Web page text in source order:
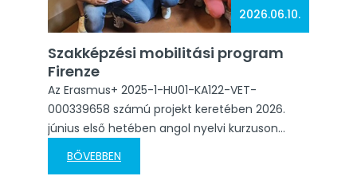
2026.06.10.
Szakképzési mobilitási program
Firenze
Az Erasmus+ 2025-1-HU01-KA122-VET-
000339658 számú projekt keretében 2026.
június első hetében angol nyelvi kurzuson
vehettem részt Firenzében. A program célja
volt a résztvevők nyelvi kompetenciáinak
BŐVEBBEN